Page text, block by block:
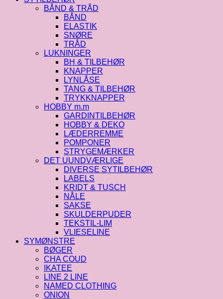
BÅND & TRÅD
BÅND
ELASTIK
SNØRE
TRÅD
LUKNINGER
BH & TILBEHØR
KNAPPER
LYNLÅSE
TANG & TILBEHØR
TRYKKNAPPER
HOBBY m.m
GARDINTILBEHØR
HOBBY & DEKO
LÆDERREMME
POMPONER
STRYGEMÆRKER
DET UUNDVÆRLIGE
DIVERSE SYTILBEHØR
LABELS
KRIDT & TUSCH
NÅLE
SAKSE
SKULDERPUDER
TEKSTIL-LIM
VLIESELINE
SYMØNSTRE
BØGER
CHA COUD
IKATEE
LINE 2 LINE
NAMED CLOTHING
ONION